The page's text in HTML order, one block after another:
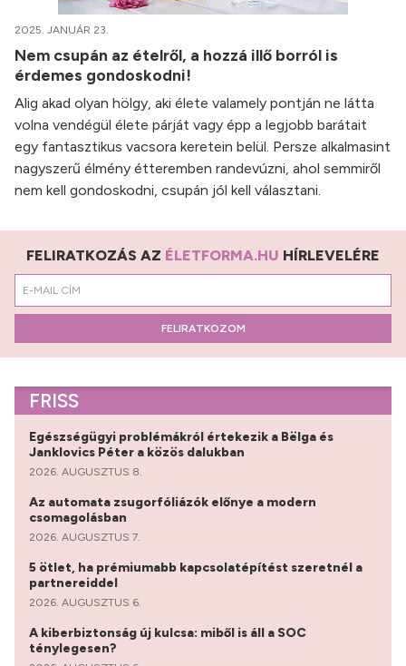
2025. JANUÁR 23.
Nem csupán az ételről, a hozzá illő borról is
érdemes gondoskodni!
Alig akad olyan hölgy, aki élete valamely pontján ne látta
volna vendégül élete párját vagy épp a legjobb barátait
egy fantasztikus vacsora keretein belül. Persze alkalmasint
nagyszerű élmény étteremben randevúzni, ahol semmiről
nem kell gondoskodni, csupán jól kell választani.
FELIRATKOZÁS AZ ÉLETFORMA.HU HÍRLEVELÉRE
FELIRATKOZOM
FRISS
Egészségügyi problémákról értekezik a Bëlga és
Janklovics Péter a közös dalukban
2026. AUGUSZTUS 8.
Az automata zsugorfóliázók előnye a modern
csomagolásban
2026. AUGUSZTUS 7.
5 ötlet, ha prémiumabb kapcsolatépítést szeretnél a
partnereiddel
2026. AUGUSZTUS 6.
A kiberbiztonság új kulcsa: miből is áll a SOC
ténylegesen?